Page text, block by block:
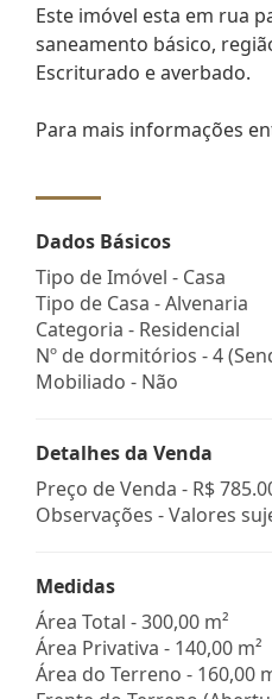
Este imóvel esta em rua
saneamento básico,
Escriturado e averbado.
Para mais informações
Dados Básicos
Tipo de Imóvel - Casa
Tipo de Casa - Alvenaria
Categoria - Residencial
Nº de dormitórios - 4
Mobiliado - Não
Detalhes da Venda
Preço de Venda - R$
Observações - Valores
Medidas
Área Total - 300,00 m²
Área Privativa - 140,00 m²
Área do Terreno - 160,00